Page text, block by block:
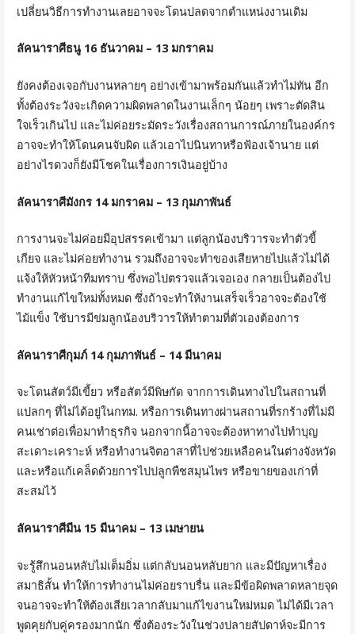
เปลี่ยนวิธีการทำงานเลยอาจจะโดนปลดจากตำแหน่งงานเดิม
ลัคนาราศีธนู 16 ธันวาคม – 13 มกราคม
ยังคงต้องเจอกับงานหลายๆ อย่างเข้ามาพร้อมกันแล้วทำไม่ทัน อีก
ทั้งต้องระวังจะเกิดความผิดพลาดในงานเล็กๆ น้อยๆ เพราะตัดสิน
ใจเร็วเกินไป และไม่ค่อยระมัดระวังเรื่องสถานการณ์ภายในองค์กร
อาจจะทำให้โดนคนจับผิด แล้วเอาไปนินทาหรือฟ้องเจ้านาย แต่
อย่างไรดวงก็ยังมีโชคในเรื่องการเงินอยู่บ้าง
ลัคนาราศีมังกร 14 มกราคม – 13 กุมภาพันธ์
การงานจะไม่ค่อยมีอุปสรรคเข้ามา แต่ลูกน้องบริวารจะทำตัวขี้
เกียจ และไม่ค่อยทำงาน รวมถึงอาจจะทำของเสียหายไปแล้วไม่ได้
แจ้งให้หัวหน้าทีมทราบ ซึ่งพอไปตรวจแล้วเจอเอง กลายเป็นต้องไป
ทำงานแก้ไขใหม่ทั้งหมด ซึ่งถ้าจะทำให้งานเสร็จเร็วอาจจะต้องใช้
ไม้แข็ง ใช้บารมีข่มลูกน้องบริวารให้ทำตามที่ตัวเองต้องการ
ลัคนาราศีกุมภ์ 14 กุมภาพันธ์ – 14 มีนาคม
จะโดนสัตว์มีเขี้ยว หรือสัตว์มีพิษกัด จากการเดินทางไปในสถานที่
แปลกๆ ที่ไม่ได้อยู่ในกทม. หรือการเดินทางผ่านสถานที่รกร้างที่ไม่มี
คนเช่าต่อเพื่อมาทำธุรกิจ นอกจากนี้อาจจะต้องหาทางไปทำบุญ
สะเดาะเคราะห์ หรือทำงานจิตอาสาที่ไปช่วยเหลือคนในต่างจังหวัด
และหรือแก้เคล็ดด้วยการไปปลูกพืชสมุนไพร หรือขายของเก่าที่
สะสมไว้
ลัคนาราศีมีน 15 มีนาคม – 13 เมษายน
จะรู้สึกนอนหลับไม่เต็มอิ่ม แต่กลับนอนหลับยาก และมีปัญหาเรื่อง
สมาธิสั้น ทำให้การทำงานไม่ค่อยราบรื่น และมีข้อผิดพลาดหลายจุด
จนอาจจะทำให้ต้องเสียเวลากลับมาแก้ไขงานใหม่หมด ไม่ได้มีเวลา
พูดคุยกับคู่ครองมากนัก ซึ่งต้องระวังในช่วงปลายสัปดาห์จะมีการ